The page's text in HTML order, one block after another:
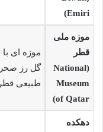
Emiri)
موزه ملی
قطر
(National
Museum
of Qatar)
موزه ای
گل رز
طبیعی
دهکده